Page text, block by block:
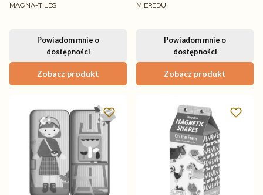
MAGNA-TILES
Zobacz produkt
Powiadom mnie o
dostępności
MIEREDU
Zobacz produkt
Powiadom mnie o
dostępności